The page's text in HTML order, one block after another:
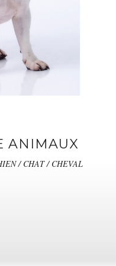
ANIMAUX
/ CHAT / CHEVAL